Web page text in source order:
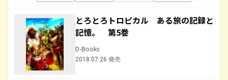
とろとろトロピカル ある旅の記録と
記憶。 第5巻
D-Books
2018.07.26 発売